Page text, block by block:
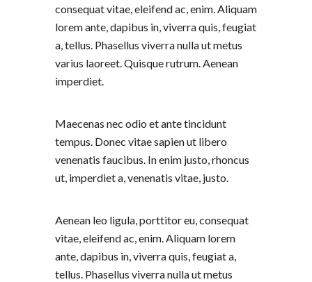
consequat vitae, eleifend ac, enim. Aliquam
lorem ante, dapibus in, viverra quis, feugiat
a, tellus. Phasellus viverra nulla ut metus
varius laoreet. Quisque rutrum. Aenean
imperdiet.
Maecenas nec odio et ante tincidunt
tempus. Donec vitae sapien ut libero
venenatis faucibus. In enim justo, rhoncus
ut, imperdiet a, venenatis vitae, justo.
Aenean leo ligula, porttitor eu, consequat
vitae, eleifend ac, enim. Aliquam lorem
ante, dapibus in, viverra quis, feugiat a,
tellus. Phasellus viverra nulla ut metus